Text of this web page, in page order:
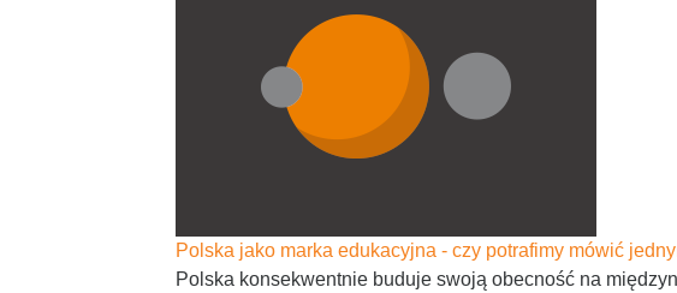
Polska jako marka edukacyjna - czy potrafimy mówić
Polska konsekwentnie buduje swoją obecność na